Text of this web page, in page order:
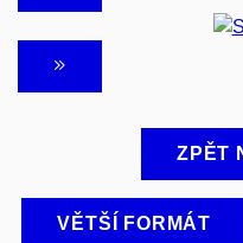
ZPĚT
VĚTŠÍ FORMÁT